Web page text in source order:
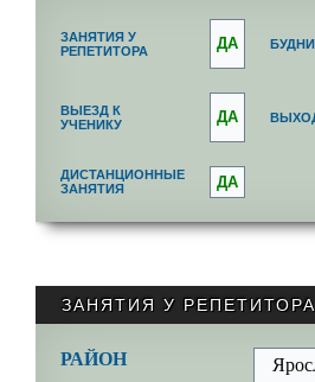
ЗАНЯТИЯ У
РЕПЕТИТОРА
ДА БУДНИ
ВЫЕЗД К
УЧЕНИКУ
ДА
ДИСТАНЦИОННЫЕ
ЗАНЯТИЯ
ДА
ЗАНЯТИЯ У РЕПЕТИТОРА
РАЙОН